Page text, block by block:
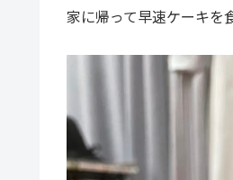
家に帰って早速ケーキを